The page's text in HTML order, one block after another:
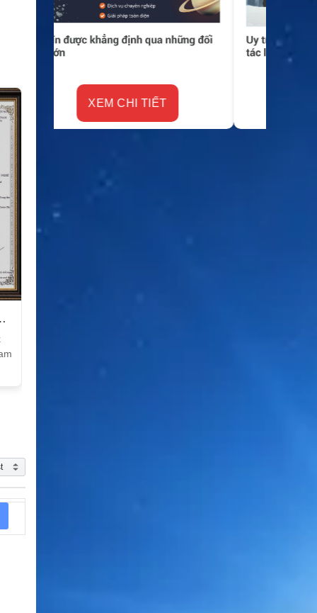
XEM CHI TIẾT